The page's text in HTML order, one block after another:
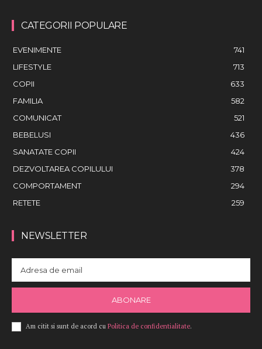
CATEGORII POPULARE
EVENIMENTE
741
LIFESTYLE
713
COPII
633
FAMILIA
582
COMUNICAT
521
BEBELUSI
436
SANATATE COPII
424
DEZVOLTAREA COPILULUI
378
COMPORTAMENT
294
RETETE
259
NEWSLETTER
ABONARE
Am citit si sunt de acord cu Politica de confidentialitate.